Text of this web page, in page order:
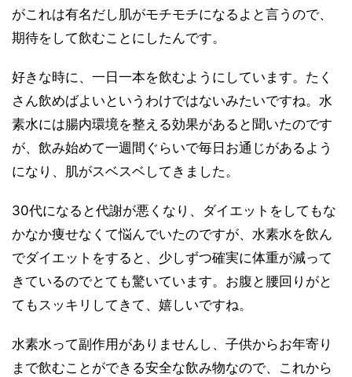
がこれは有名だし肌がモチモチになるよと言うので、
期待をして飲むことにしたんです。
好きな時に、一日一本を飲むようにしています。たく
さん飲めばよいというわけではないみたいですね。水
素水には腸内環境を整える効果があると聞いたのです
が、飲み始めて一週間ぐらいで毎日お通じがあるよう
になり、肌がスベスベしてきました。
30代になると代謝が悪くなり、ダイエットをしてもな
かなか痩せなくて悩んでいたのですが、水素水を飲ん
でダイエットをすると、少しずつ確実に体重が減って
きているのでとても驚いています。お腹と腰回りがと
てもスッキリしてきて、嬉しいですね。
水素水って副作用がありませんし、子供からお年寄り
まで飲むことができる安全な飲み物なので、これから